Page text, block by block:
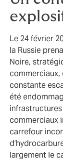
Le 24 février
la Russie
Noire,
commerciaux,
constante
été
commerciaux
carrefour
largement le